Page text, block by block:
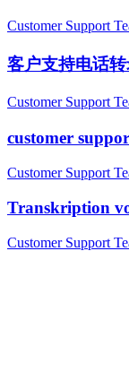
Customer Support
客户支持电话
Customer Support
customer
Customer Support
Transkription
Customer Support